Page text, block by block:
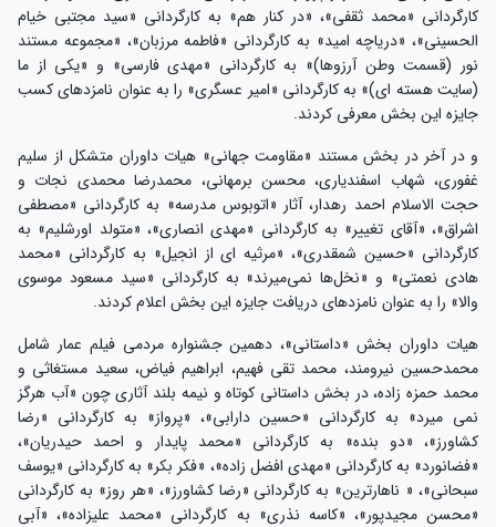
کارگردانی «محمد ثقفی»، «در کنار هم» به کارگردانی «سید مجتبی خیام
الحسینی»، «دریاچه امید» به کارگردانی «فاطمه مرزبان»، «مجموعه مستند
نور (قسمت وطن آرزوها)» به کارگردانی «مهدی فارسی» و «یکی از ما
(سایت هسته ای)» به کارگردانی «امیر عسگری» را به عنوان نامزدهای کسب
جایزه این بخش معرفی کردند.
و در آخر در بخش مستند «مقاومت جهانی» هیات داوران متشکل از سلیم
غفوری، شهاب اسفندیاری، محسن برمهانی، محمدرضا محمدی نجات و
حجت الاسلام احمد رهدار، آثار «اتوبوس مدرسه» به کارگردانی «مصطفی
اشراق»، «آقای تغییر» به کارگردانی «مهدی انصاری»، «متولد اورشلیم» به
کارگردانی «حسین شمقدری»، «مرثیه ای از انجیل» به کارگردانی «محمد
هادی نعمتی» و «نخل‌ها نمی‌میرند» به کارگردانی «سید مسعود موسوی
والا» را به عنوان نامزدهای دریافت جایزه این بخش اعلام کردند.
هیات داوران بخش «داستانی»، دهمین جشنواره مردمی فیلم عمار شامل
محمدحسین نیرومند، محمد تقی فهیم، ابراهیم فیاض، سعید مستغاثی و
محمد حمزه زاده، در بخش داستانی کوتاه و نیمه بلند آثاری چون «آب هرگز
نمی میرد» به کارگردانی «حسین دارابی»، «پرواز» به کارگردانی «رضا
کشاورز»، «دو بنده» به کارگردانی «محمد پایدار و احمد حیدریان»،
«فضانورد» به کارگردانی «مهدی افضل زاده»، «فکر بکر» به کارگردانی «یوسف
سبحانی»، « ناهارترین» به کارگردانی «رضا کشاورز»، «هر روز» به کارگردانی
«محسن مجیدپور»، «کاسه نذری» به کارگردانی «محمد علیزاده»، «آبی